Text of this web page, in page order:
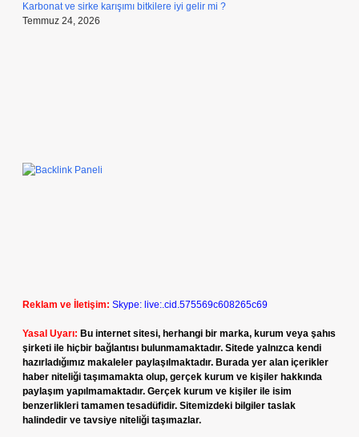
Karbonat ve sirke karışımı bitkilere iyi gelir mi ?
Temmuz 24, 2026
Reklam ve İletişim: Skype: live:.cid.575569c608265c69
Yasal Uyarı: Bu internet sitesi, herhangi bir marka, kurum veya şahıs
şirketi ile hiçbir bağlantısı bulunmamaktadır. Sitede yalnızca kendi
hazırladığımız makaleler paylaşılmaktadır. Burada yer alan içerikler
haber niteliği taşımamakta olup, gerçek kurum ve kişiler hakkında
paylaşım yapılmamaktadır. Gerçek kurum ve kişiler ile isim
benzerlikleri tamamen tesadüfidir. Sitemizdeki bilgiler taslak
halindedir ve tavsiye niteliği taşımazlar.